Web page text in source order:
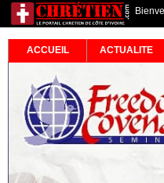
ACCUEIL ACTUALITE